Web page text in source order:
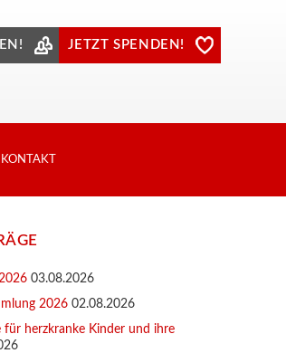
JETZT SPENDEN!
KONTAKT
03.08.2026
2026 02.08.2026
für herzkranke Kinder und ihre